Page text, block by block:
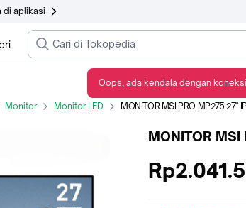
di aplikasi
IPS 100Hz FHD
Monitor Monitor LED MONITOR MSI PRO MP275 27" IPS
MONITOR MSI
Oops, ada kendala dengan